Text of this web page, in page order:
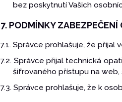
bez poskytnutí Vašich
7. PODMÍNKY
7.1. Správce prohlašuje, že
7.2. Správce přijal technická
šifrovaného přístupu na web,
7.3. Správce prohlašuje, že k